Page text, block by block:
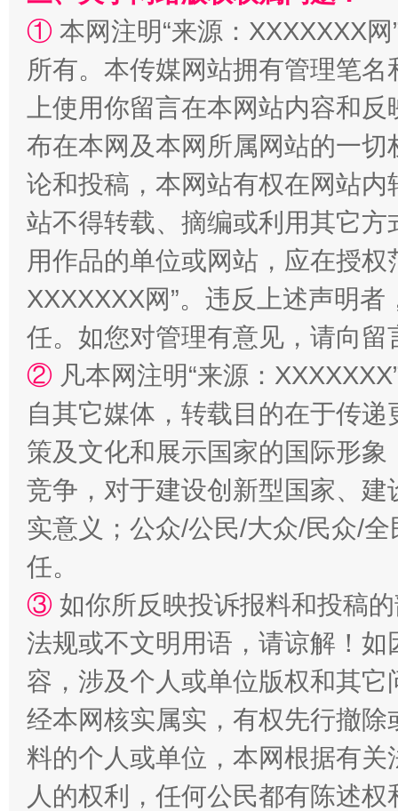
站台名比不上好声名
招工难、用工荒背后
① 本网注明“来源：XXXXXXX
所有。本传媒网站拥有管理笔
上使用你留言在本网站内容和
布在本网及本网所属网站的一
论和投稿，本网站有权在网站
站不得转载、摘编或利用其它
用作品的单位或网站，应在授
XXXXXXX网”。违反上述声明
任。如您对管理有意见，请向
② 凡本网注明“来源：
自其它媒体，转载目的在于传
策及文化和展示国家的国际形
竞争，对于建设创新型国家、
实意义；公众/公民/大众/民众/
任。
③ 如你所反映投诉报料和投稿
法规或不文明用语，请谅解！
容，涉及个人或单位版权和其它
经本网核实属实，有权先行撤
料的个人或单位，本网根据有
人的权利，任何公民都有陈述